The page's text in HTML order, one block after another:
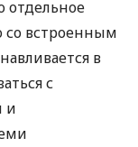
отдельное
со встроенным
в
с
и